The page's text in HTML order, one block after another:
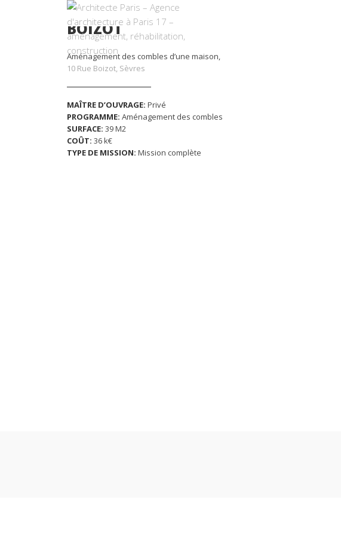
BOIZOT
Aménagement des combles d’une maison,
10 Rue Boizot, Sèvres
MAÎTRE D’OUVRAGE: Privé
PROGRAMME: Aménagement des combles
SURFACE: 39 M2
COÛT: 36 k€
TYPE DE MISSION: Mission complète